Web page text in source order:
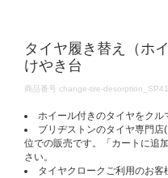
タイヤ履き替え（ホ
けやき台
DETAILS
商品番号 change-tire-
ホイール付きのタイヤをクル
ブリヂストンのタイヤ専門
位での販売です。「カートに追
さい。
タイヤクロークご利用のお